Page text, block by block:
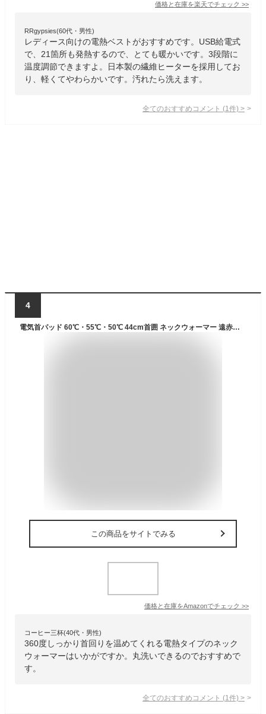
価格と在庫を楽天でチェック >>
RRgypsies(60代・男性)
レディース向けの電熱ベストがおすすめです。USB給電式
で、21箇所も発熱するので、とても暖かいです。3段階に
温度調節できますよ。日本製の繊維ヒーターを採用してお
り、軽くてやわらかいです。汚れたら洗えます。
全てのおすすめコメント (1 件) >
4
電気首パッド 60℃・55℃・50℃ 44cm首囲 ネックウォーマー 遠赤外線加熱 電熱 首かけ 首当て ネック ヒーター 加熱パッド 暖房器具 在宅勤務 勉強用 丸洗いOK 過熱保護 男女兼用 フリーサイズ
この商品をサイトでみる
価格と在庫をAmazonでチェック >>
コーヒー三杯(40代・男性)
360度しっかり首回りを温めてくれる電熱タイプのネック
ウォーマーはいかがですか。丸洗いできるのでおすすめで
す。
全てのおすすめコメント (1 件) >